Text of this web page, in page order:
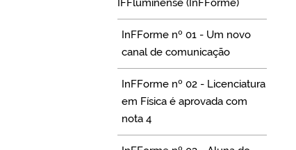
IFFluminense (InFForme)
InFForme nº 01 - Um novo
canal de comunicação
InFForme nº 02 - Licenciatura
em Física é aprovada com
nota 4